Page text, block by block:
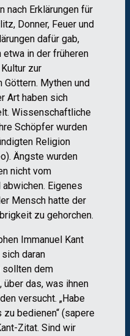
nach Erklärungen für
Donner, Feuer und
dafür gab,
in der früheren
zur
Mythen und
Art haben sich
Wissenschaftliche
Schöpfer wurden
Religion
Ängste wurden
nicht vom
Eigenes
Mensch hatte der
zu gehorchen.
Immanuel Kant
daran
sollten dem
über das, was ihnen
versucht. „Habe
bedienen“ (sapere
Zitat. Sind wir